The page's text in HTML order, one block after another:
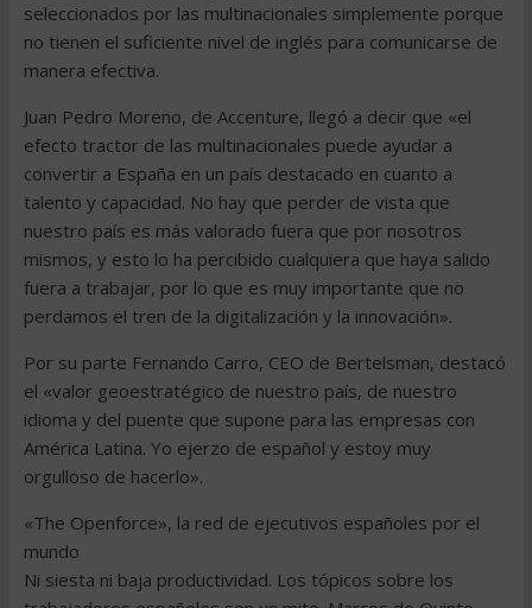
seleccionados por las multinacionales simplemente porque
no tienen el suficiente nivel de inglés para comunicarse de
manera efectiva.
Juan Pedro Moreno, de Accenture, llegó a decir que «el
efecto tractor de las multinacionales puede ayudar a
convertir a España en un país destacado en cuanto a
talento y capacidad. No hay que perder de vista que
nuestro país es más valorado fuera que por nosotros
mismos, y esto lo ha percibido cualquiera que haya salido
fuera a trabajar, por lo que es muy importante que no
perdamos el tren de la digitalización y la innovación».
Por su parte Fernando Carro, CEO de Bertelsman, destacó
el «valor geoestratégico de nuestro país, de nuestro
idioma y del puente que supone para las empresas con
América Latina. Yo ejerzo de español y estoy muy
orgulloso de hacerlo».
«The Openforce», la red de ejecutivos españoles por el
mundo
Ni siesta ni baja productividad. Los tópicos sobre los